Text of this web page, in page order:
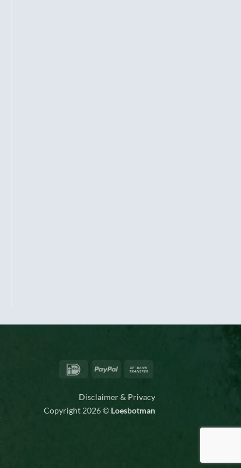
IDeal PayPal
Disclaimer & Privacy
Copyright 2026 © Loesbotman